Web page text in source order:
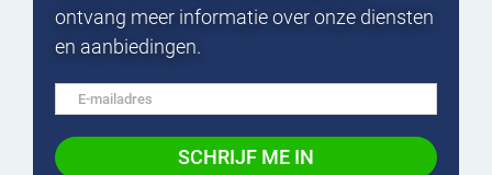
ontvang meer informatie over onze diensten
en aanbiedingen.